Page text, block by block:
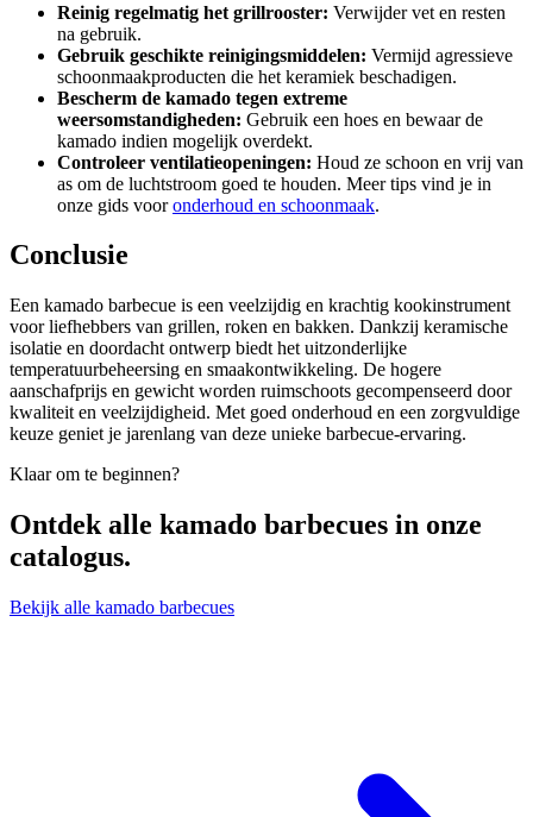
Reinig regelmatig het grillrooster: Verwijder vet en resten
na gebruik.
Gebruik geschikte reinigingsmiddelen: Vermijd agressieve
schoonmaakproducten die het keramiek beschadigen.
Bescherm de kamado tegen extreme
weersomstandigheden: Gebruik een hoes en bewaar de
kamado indien mogelijk overdekt.
Controleer ventilatieopeningen: Houd ze schoon en vrij van
as om de luchtstroom goed te houden. Meer tips vind je in
onze gids vooronderhoud en schoonmaak.
Conclusie
Een kamado barbecue is een veelzijdig en krachtig kookinstrument
voor liefhebbers van grillen, roken en bakken. Dankzij keramische
isolatie en doordacht ontwerp biedt het uitzonderlijke
temperatuurbeheersing en smaakontwikkeling. De hogere
aanschafprijs en gewicht worden ruimschoots gecompenseerd door
kwaliteit en veelzijdigheid. Met goed onderhoud en een zorgvuldige
keuze geniet je jarenlang van deze unieke barbecue-ervaring.
Klaar om te beginnen?
Ontdek alle kamado barbecues in onze
catalogus.
Bekijk alle kamado barbecues